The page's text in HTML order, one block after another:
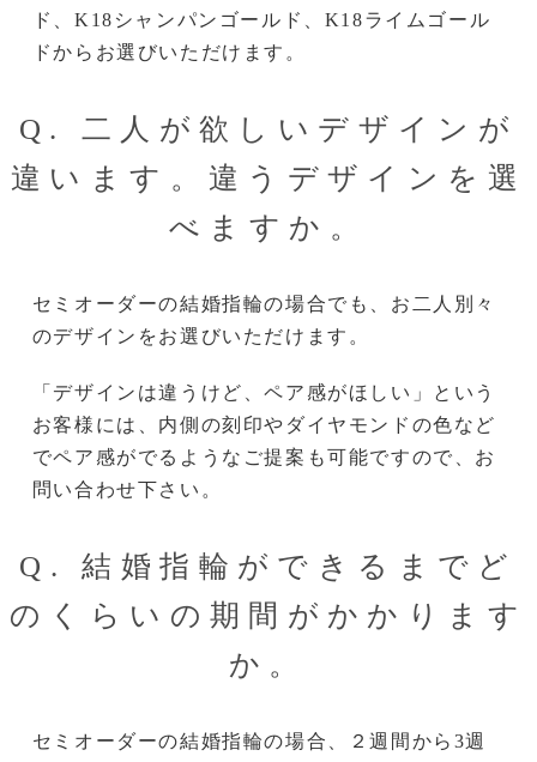
ド、K18シャンパンゴールド、K18ライムゴール
ドからお選びいただけます。
Q. 二人が欲しいデザインが
違います。違うデザインを選
べますか。
セミオーダーの結婚指輪の場合でも、お二人別々
のデザインをお選びいただけます。
「デザインは違うけど、ペア感がほしい」という
お客様には、内側の刻印やダイヤモンドの色など
でペア感がでるようなご提案も可能ですので、お
問い合わせ下さい。
Q. 結婚指輪ができるまでど
のくらいの期間がかかります
か。
セミオーダーの結婚指輪の場合、２週間から3週